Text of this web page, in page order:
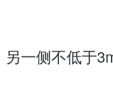
一侧不低于